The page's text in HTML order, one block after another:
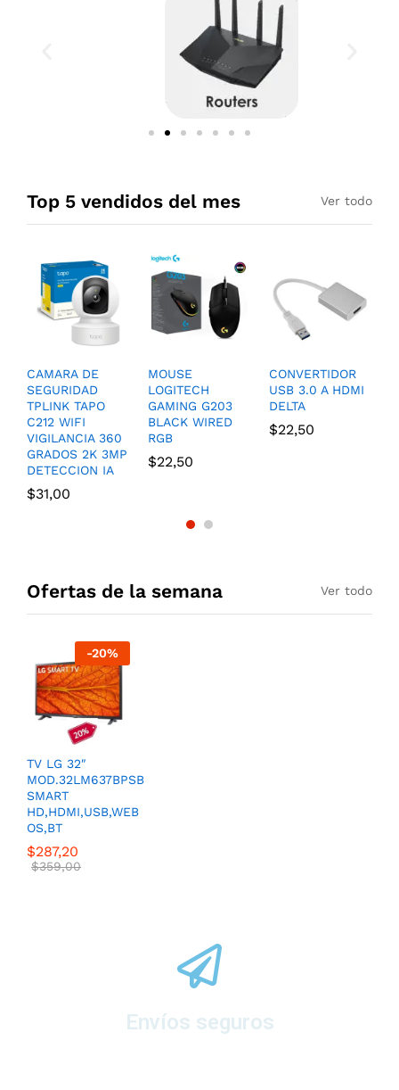
Top 5 vendidos del mes Ver todo
CAMARA DE
SEGURIDAD
TPLINK TAPO
C212 WIFI
VIGILANCIA 360
GRADOS 2K 3MP
DETECCION IA
$31,00
MOUSE
LOGITECH
GAMING G203
BLACK WIRED
RGB
$22,50
CONVERTIDOR
USB 3.0 A HDMI
DELTA
$22,50
Ofertas de la semana Ver todo
-20%
TV LG 32″
MOD.32LM637BPSB
SMART
HD,HDMI,USB,WEB
OS,BT
$287,20
$359,00
Envíos seguros